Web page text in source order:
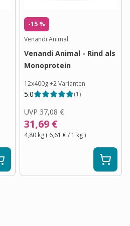
-15 %
Venandi Animal
Venandi Animal - Rind als
Monoprotein
12x400g+2Varianten
5.0 (1)
UVP 37,08 €
31,69 €
4,80 kg ( 6,61 €/ 1 kg)